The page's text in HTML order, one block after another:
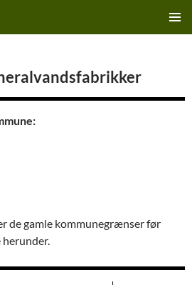
de gamle kommunegrænser før